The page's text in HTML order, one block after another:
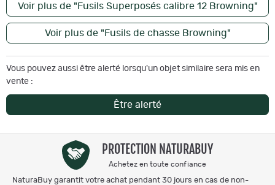
Voir plus de "Fusils Superposés calibre 12 Browning"
Voir plus de "Fusils de chasse Browning"
Vous pouvez aussi être alerté lorsqu'un objet similaire sera mis en
vente :
Être alerté
PROTECTION NATURABUY
Achetez en toute confiance
NaturaBuy garantit votre achat pendant 30 jours en cas de non-